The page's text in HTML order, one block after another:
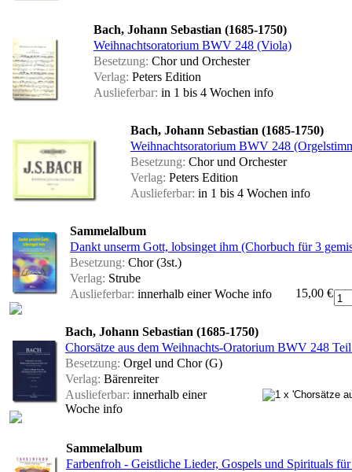
Bach, Johann Sebastian (1685-1750)
Weihnachtsoratorium BWV 248 (Viola)
Besetzung: Chor und Orchester
Verlag: Peters Edition
Auslieferbar: in 1 bis 4 Wochen info
Bach, Johann Sebastian (1685-1750)
Weihnachtsoratorium BWV 248
Besetzung: Chor und Orchester
Verlag: Peters Edition
Auslieferbar: in 1 bis 4 Wochen info
Sammelalbum
Dankt unserm Gott, lobsinget ihm (Chorbuch für 3
Besetzung: Chor (3st.)
Verlag: Strube
Auslieferbar: innerhalb einer Woche info 15,00 €
Bach, Johann Sebastian (1685-1750)
Chorsätze aus dem Weihnachts-Oratorium BWV 248
Besetzung: Orgel und Chor (G)
Verlag: Bärenreiter
Auslieferbar: innerhalb einer
Woche info
Sammelalbum
Farbenfroh - Geistliche Lieder, Gospels und Spirituals